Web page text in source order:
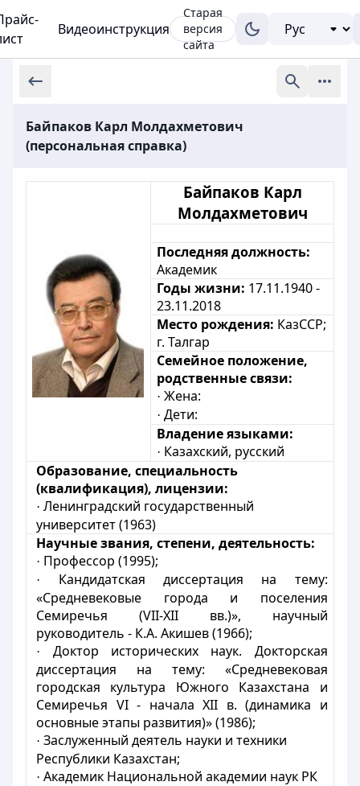
Видеоинструкция
Старая
версия
сайта
Байпаков Карл Молдахметович
(персональная справка)
Байпаков Карл
Молдахметович
Последняя должность:
Академик
Годы жизни: 17.11.1940 -
23.11.2018
Место рождения: КазССР;
г.Талгар
Семейное положение,
родственные связи:
· Жена:
· Дети:
Владение языками:
· Казахский, русский
Образование, специальность
(квалификация), лицензии:
· Ленинградский государственный
университет (1963)
Научные звания, степени, деятельность:
· Профессор (1995);
·
Кандидатская диссертация на тему:
«Средневековые города и поселения
Семиречья (VII-XII вв.)», научный
руководитель - К.А. Акишев (1966);
·
Доктор исторических наук. Докторская
диссертация на тему: «Средневековая
городская культура Южного Казахстана и
Семиречья VI - начала XII в. (динамика и
основные этапы развития)» (1986);
· Заслуженный деятель науки и техники
Республики Казахстан;
· Академик Национальной академии наук РК